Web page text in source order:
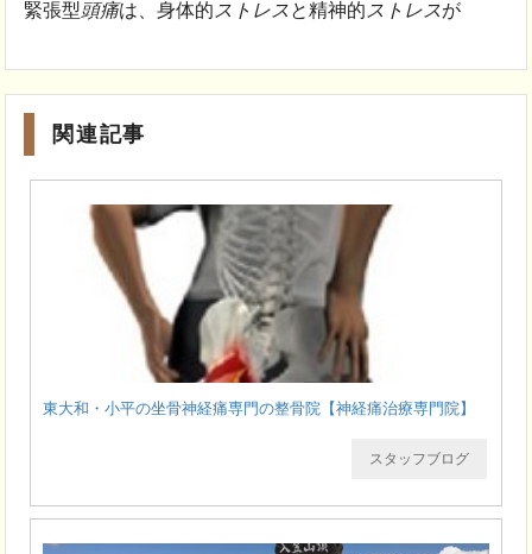
緊張型頭痛は、身体的 ストレスと精神的 ストレスが
関連記事
東大和・小平の坐骨神経痛専門の整骨院【神経痛治療専門院】
スタッフブログ